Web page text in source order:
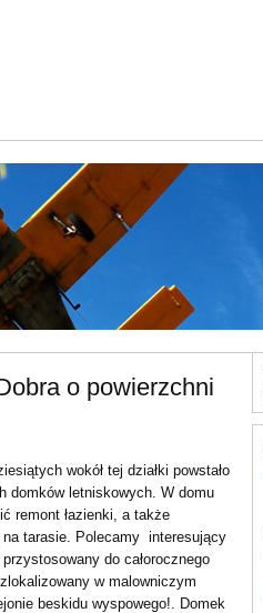
o powierzchni
wokół tej działki powstało
domków letniskowych. W domu
remont łazienki, a także
tarasie. Polecamy interesujący
do całorocznego
w malowniczym
beskidu wyspowego!. Domek